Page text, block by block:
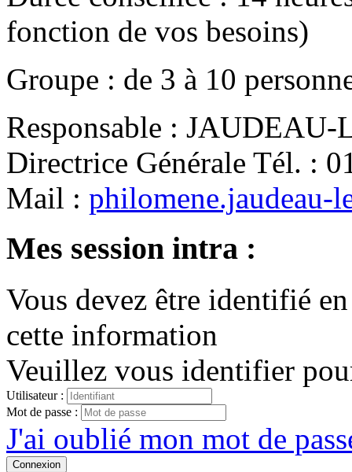
fonction de vos besoins)
Groupe : de 3 à 10
Responsable : JAUDEAU-
Directrice Générale Tél. :
Mail : philomene.jaudeau-
Mes session intra :
Vous devez être identifié
cette information
Veuillez vous identifier
Utilisateur :
Mot de passe :
J'ai oublié mon mot de
Connexion